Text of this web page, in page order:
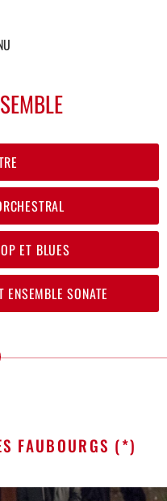
ET BLUES
SONATE
FAUBOURGS (*)